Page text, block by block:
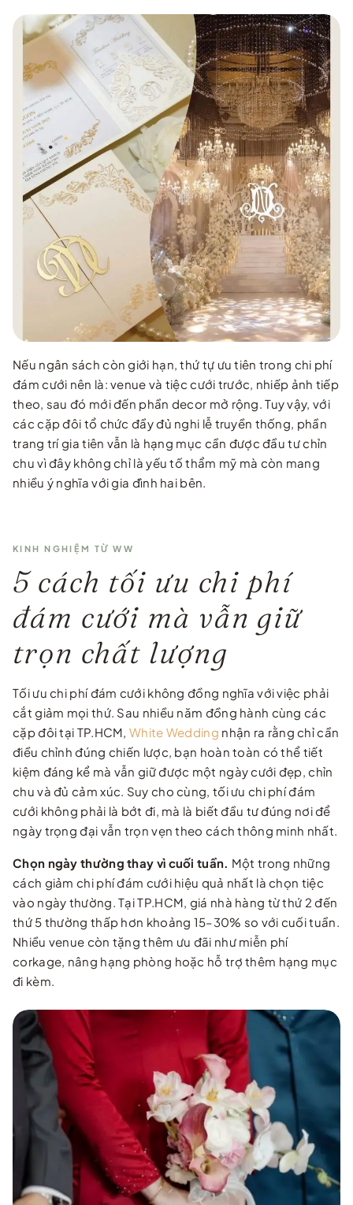
Nếu ngân sách còn giới hạn, thứ tự ưu tiên trong chi phí
đám cưới nên là: venue và tiệc cưới trước, nhiếp ảnh tiếp
theo, sau đó mới đến phần decor mở rộng. Tuy vậy, với
các cặp đôi tổ chức đầy đủ nghi lễ truyền thống, phần
trang trí gia tiên vẫn là hạng mục cần được đầu tư chỉn
chu vì đây không chỉ là yếu tố thẩm mỹ mà còn mang
nhiều ý nghĩa với gia đình hai bên.
KINH NGHIỆM TỪ WW
5 cách tối ưu chi phí
đám cưới mà vẫn giữ
trọn chất lượng
Tối ưu chi phí đám cưới không đồng nghĩa với việc phải
cắt giảm mọi thứ. Sau nhiều năm đồng hành cùng các
cặp đôi tại TP.HCM, White Wedding nhận ra rằng chỉ cần
điều chỉnh đúng chiến lược, bạn hoàn toàn có thể tiết
kiệm đáng kể mà vẫn giữ được một ngày cưới đẹp, chỉn
chu và đủ cảm xúc. Suy cho cùng, tối ưu chi phí đám
cưới không phải là bớt đi, mà là biết đầu tư đúng nơi để
ngày trọng đại vẫn trọn vẹn theo cách thông minh nhất.
Chọn ngày thường thay vì cuối tuần. Một trong những
cách giảm chi phí đám cưới hiệu quả nhất là chọn tiệc
vào ngày thường. Tại TP.HCM, giá nhà hàng từ thứ 2 đến
thứ 5 thường thấp hơn khoảng 15–30% so với cuối tuần.
Nhiều venue còn tặng thêm ưu đãi như miễn phí
corkage, nâng hạng phòng hoặc hỗ trợ thêm hạng mục
đi kèm.